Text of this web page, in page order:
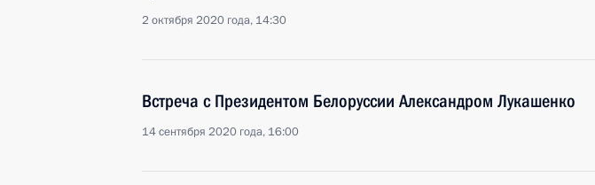
2 октября 2020 года, 14:30
Встреча с Президентом Белоруссии Александром Лукашенко
14 сентября 2020 года, 16:00